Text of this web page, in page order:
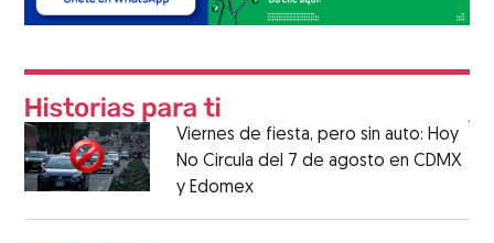
Viernes de fiesta, pero sin auto: Hoy
No Circula del 7 de agosto en CDMX
y Edomex